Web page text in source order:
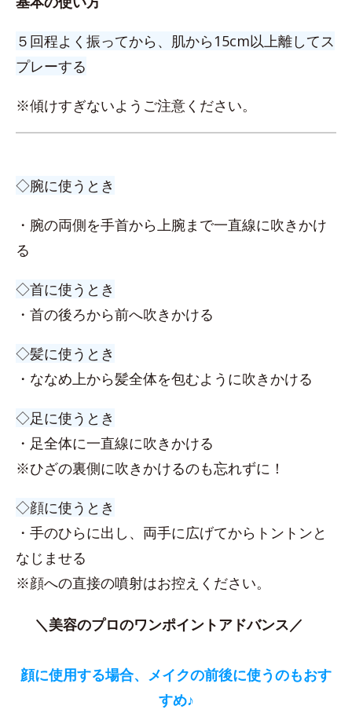
５回程よく振ってから、肌から15cm以上離してス
プレーする
※傾けすぎないようご注意ください。
◇腕に使うとき
・腕の両側を手首から上腕まで一直線に吹きかけ
る
◇首に使うとき
・首の後ろから前へ吹きかける
◇髪に使うとき
・ななめ上から髪全体を包むように吹きかける
◇足に使うとき
・足全体に一直線に吹きかける
※ひざの裏側に吹きかけるのも忘れずに！
◇顔に使うとき
・手のひらに出し、両手に広げてからトントンと
なじませる
※顔への直接の噴射はお控えください。
＼美容のプロのワンポイントアドバンス／
顔に使用する場合、メイクの前後に使うのもおす
すめ♪